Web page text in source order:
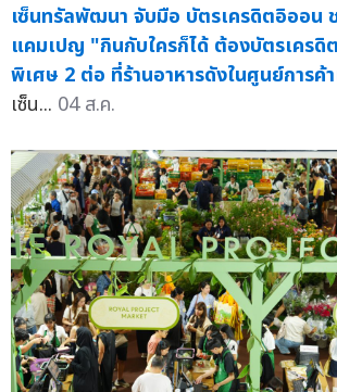
เซ็นทรัลพัฒนา จับมือ บัตรเครดิตอิออน
แคมเปญ "กินกับใครก็ได้ ต้องบัตรเคร
พิเศษ 2 ต่อ ที่ร้านอาหารดังในศูนย์การค้
เซ็น... 04 ส.ค.